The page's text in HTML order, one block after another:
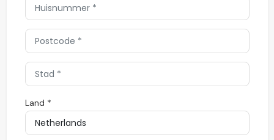
Land *